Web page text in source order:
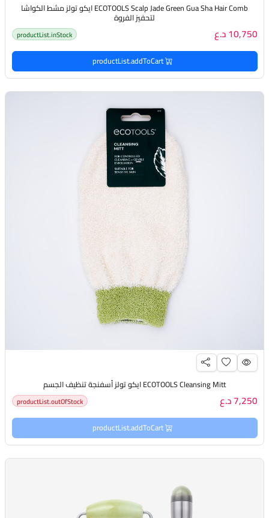
ECOTOOLS Scalp Jade Green Gua Sha Hair Comb ايكو تولز مشط الكواشا
لتحفيز الفروة
10,750 د.ع productList.inStock
productList.addToCart
ECOTOOLS Cleansing Mitt ايكو تولز أسفنجة تنظيف الجسم
7,250 د.ع productList.outOfStock
productList.addToCart